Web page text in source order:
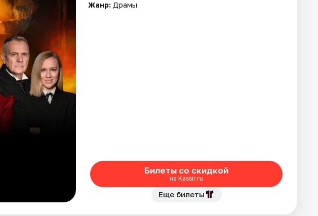
Жанр: Драмы
Билеты со скидкой
на Kassir.ru
Еще билеты